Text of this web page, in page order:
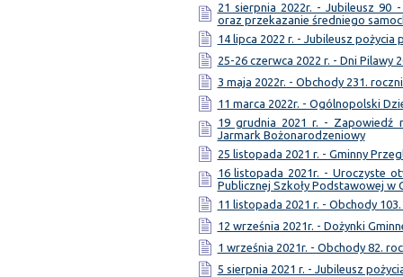
21 sierpnia 2022r. - Jubileusz 90
oraz przekazanie średniego
14 lipca 2022 r. - Jubileusz pożycia
25-26 czerwca 2022 r. - Dni Pilawy
3 maja 2022r. - Obchody 231.
11 marca 2022r. - Ogólnopolski
19 grudnia 2021 r. - Zapowiedź
Jarmark Bożonarodzeniowy
25 listopada 2021 r. - Gminny
16 listopada 2021r. - Uroczyste
Publicznej Szkoły Podstawowej w
11 listopada 2021 r. - Obchody
12 września 2021r. - Dożynki
1 września 2021r. - Obchody 82.
5 sierpnia 2021 r. - Jubileusz